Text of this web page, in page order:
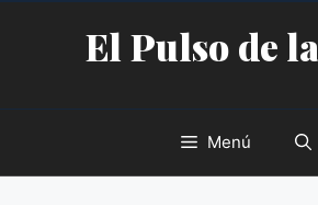
contenidoEl Pulso de
Menú